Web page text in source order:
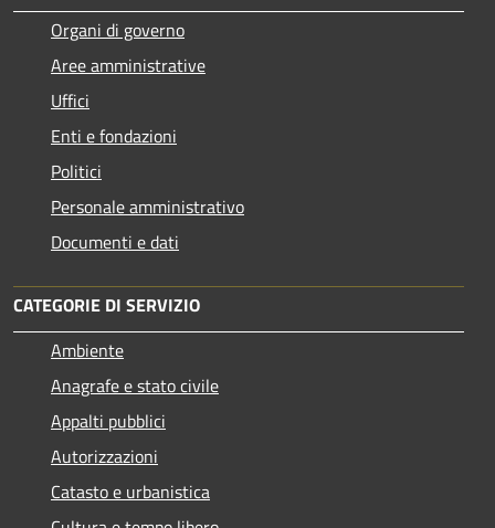
Organi di governo
Aree amministrative
Uffici
Enti e fondazioni
Politici
Personale amministrativo
Documenti e dati
CATEGORIE DI SERVIZIO
Ambiente
Anagrafe e stato civile
Appalti pubblici
Autorizzazioni
Catasto e urbanistica